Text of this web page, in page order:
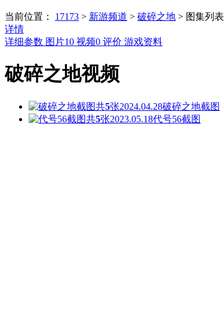
当前位置： 17173 > 新游频道 > 破碎之地 > 图集列表
详情
详细参数 图片10 视频0 评价 游戏资料
破碎之地视频
共5张2024.04.28破碎之地截图
共5张2023.05.18代号56截图